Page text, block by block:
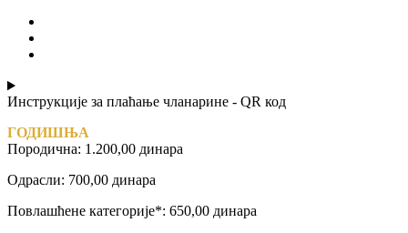
Инструкције за плаћање чланарине - QR код
ГОДИШЊА
Породична: 1.200,00 динара
Одрасли: 700,00 динара
Повлашћене категорије*: 650,00 динара